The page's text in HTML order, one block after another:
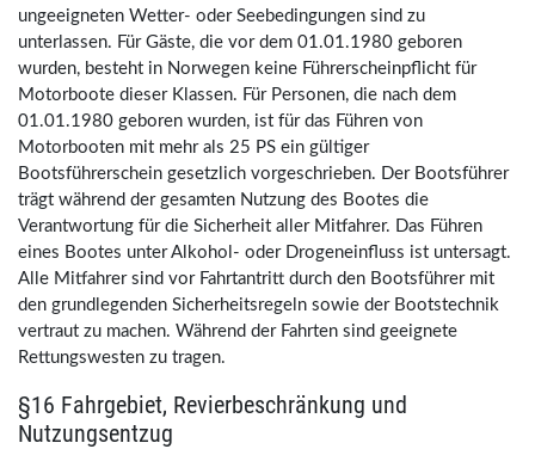
ungeeigneten Wetter- oder Seebedingungen sind zu
unterlassen. Für Gäste, die vor dem 01.01.1980 geboren
wurden, besteht in Norwegen keine Führerscheinpflicht für
Motorboote dieser Klassen. Für Personen, die nach dem
01.01.1980 geboren wurden, ist für das Führen von
Motorbooten mit mehr als 25 PS ein gültiger
Bootsführerschein gesetzlich vorgeschrieben. Der Bootsführer
trägt während der gesamten Nutzung des Bootes die
Verantwortung für die Sicherheit aller Mitfahrer. Das Führen
eines Bootes unter Alkohol- oder Drogeneinfluss ist untersagt.
Alle Mitfahrer sind vor Fahrtantritt durch den Bootsführer mit
den grundlegenden Sicherheitsregeln sowie der Bootstechnik
vertraut zu machen. Während der Fahrten sind geeignete
Rettungswesten zu tragen.
§16 Fahrgebiet, Revierbeschränkung und
Nutzungsentzug